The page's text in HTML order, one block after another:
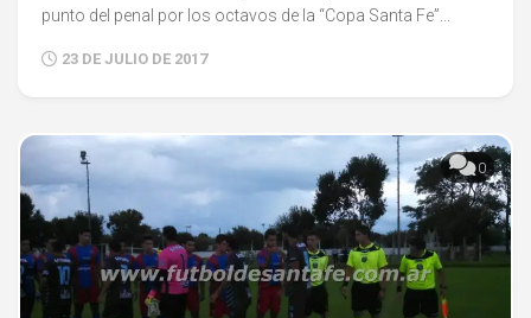
punto del penal por los octavos de la “Copa Santa Fe”...
23 DE JULIO DE 2017
0